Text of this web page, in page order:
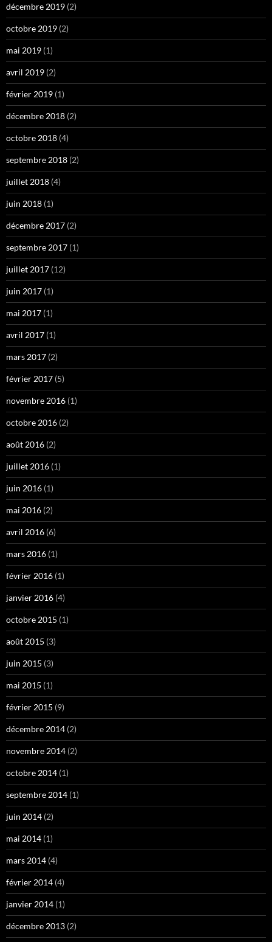
décembre 2019 (2)
octobre 2019 (2)
mai 2019 (1)
avril 2019 (2)
février 2019 (1)
décembre 2018 (2)
octobre 2018 (4)
septembre 2018 (2)
juillet 2018 (4)
juin 2018 (1)
décembre 2017 (2)
septembre 2017 (1)
juillet 2017 (12)
juin 2017 (1)
mai 2017 (1)
avril 2017 (1)
mars 2017 (2)
février 2017 (5)
novembre 2016 (1)
octobre 2016 (2)
août 2016 (2)
juillet 2016 (1)
juin 2016 (1)
mai 2016 (2)
avril 2016 (6)
mars 2016 (1)
février 2016 (1)
janvier 2016 (4)
octobre 2015 (1)
août 2015 (3)
juin 2015 (3)
mai 2015 (1)
février 2015 (9)
décembre 2014 (2)
novembre 2014 (2)
octobre 2014 (1)
septembre 2014 (1)
juin 2014 (2)
mai 2014 (1)
mars 2014 (4)
février 2014 (4)
janvier 2014 (1)
décembre 2013 (2)